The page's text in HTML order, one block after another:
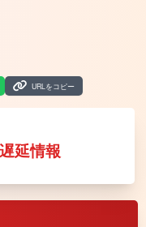
URLをコピー
延情報